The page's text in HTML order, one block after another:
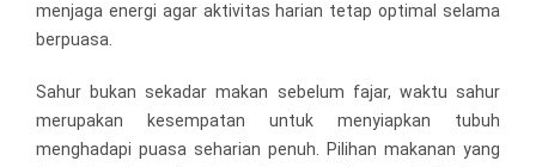
menjaga energi agar aktivitas harian tetap optimal selama
berpuasa.
Sahur bukan sekadar makan sebelum fajar, waktu sahur
merupakan kesempatan untuk menyiapkan tubuh
menghadapi puasa seharian penuh. Pilihan makanan yang